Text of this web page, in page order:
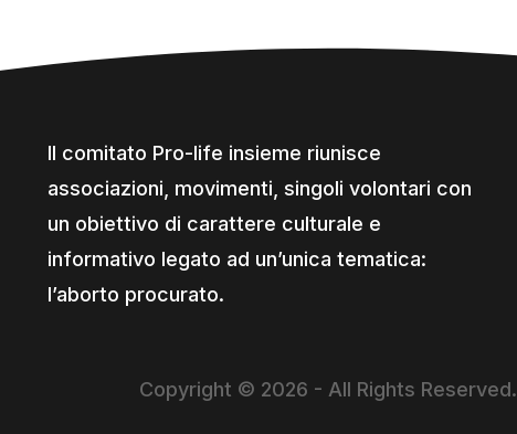
Il comitato Pro-life insieme riunisce
associazioni, movimenti, singoli volontari con
un obiettivo di carattere culturale e
informativo legato ad un’unica tematica:
l’aborto procurato.
Copyright © 2026 - All Rights Reserved.